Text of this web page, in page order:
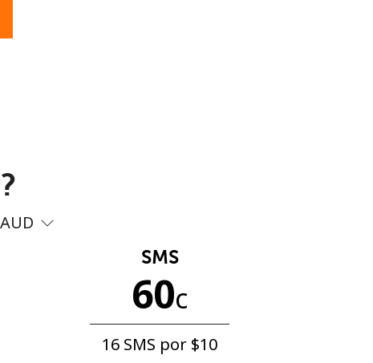
AUD
SMS
60c
16 SMS por ⁦$10⁩